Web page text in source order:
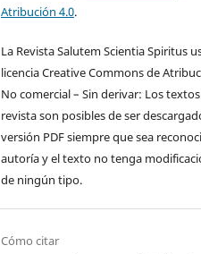
Atribución 4.0.
La Revista Salutem Scientia Spiritus
licencia Creative Commons de
No comercial – Sin derivar: Los
revista son posibles de ser
versión PDF siempre que sea
autoría y el texto no tenga
de ningún tipo.
Cómo citar